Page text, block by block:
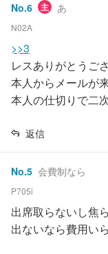
No.6 主 あ
N02A
>>3
レスありがとうご
本人からメールが
本人の仕切りで二
返信
No.5 会費制なら
P705i
出席取らないし焦
出ないなら費用い